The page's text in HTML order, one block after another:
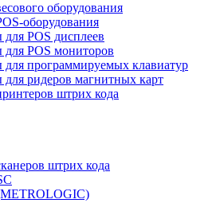
оборудования
оборудования
для POS дисплеев
для POS мониторов
для программируемых клавиатур
для ридеров магнитных карт
штрих кода
штрих кода